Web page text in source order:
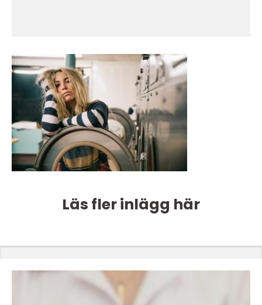
Läs fler inlägg här